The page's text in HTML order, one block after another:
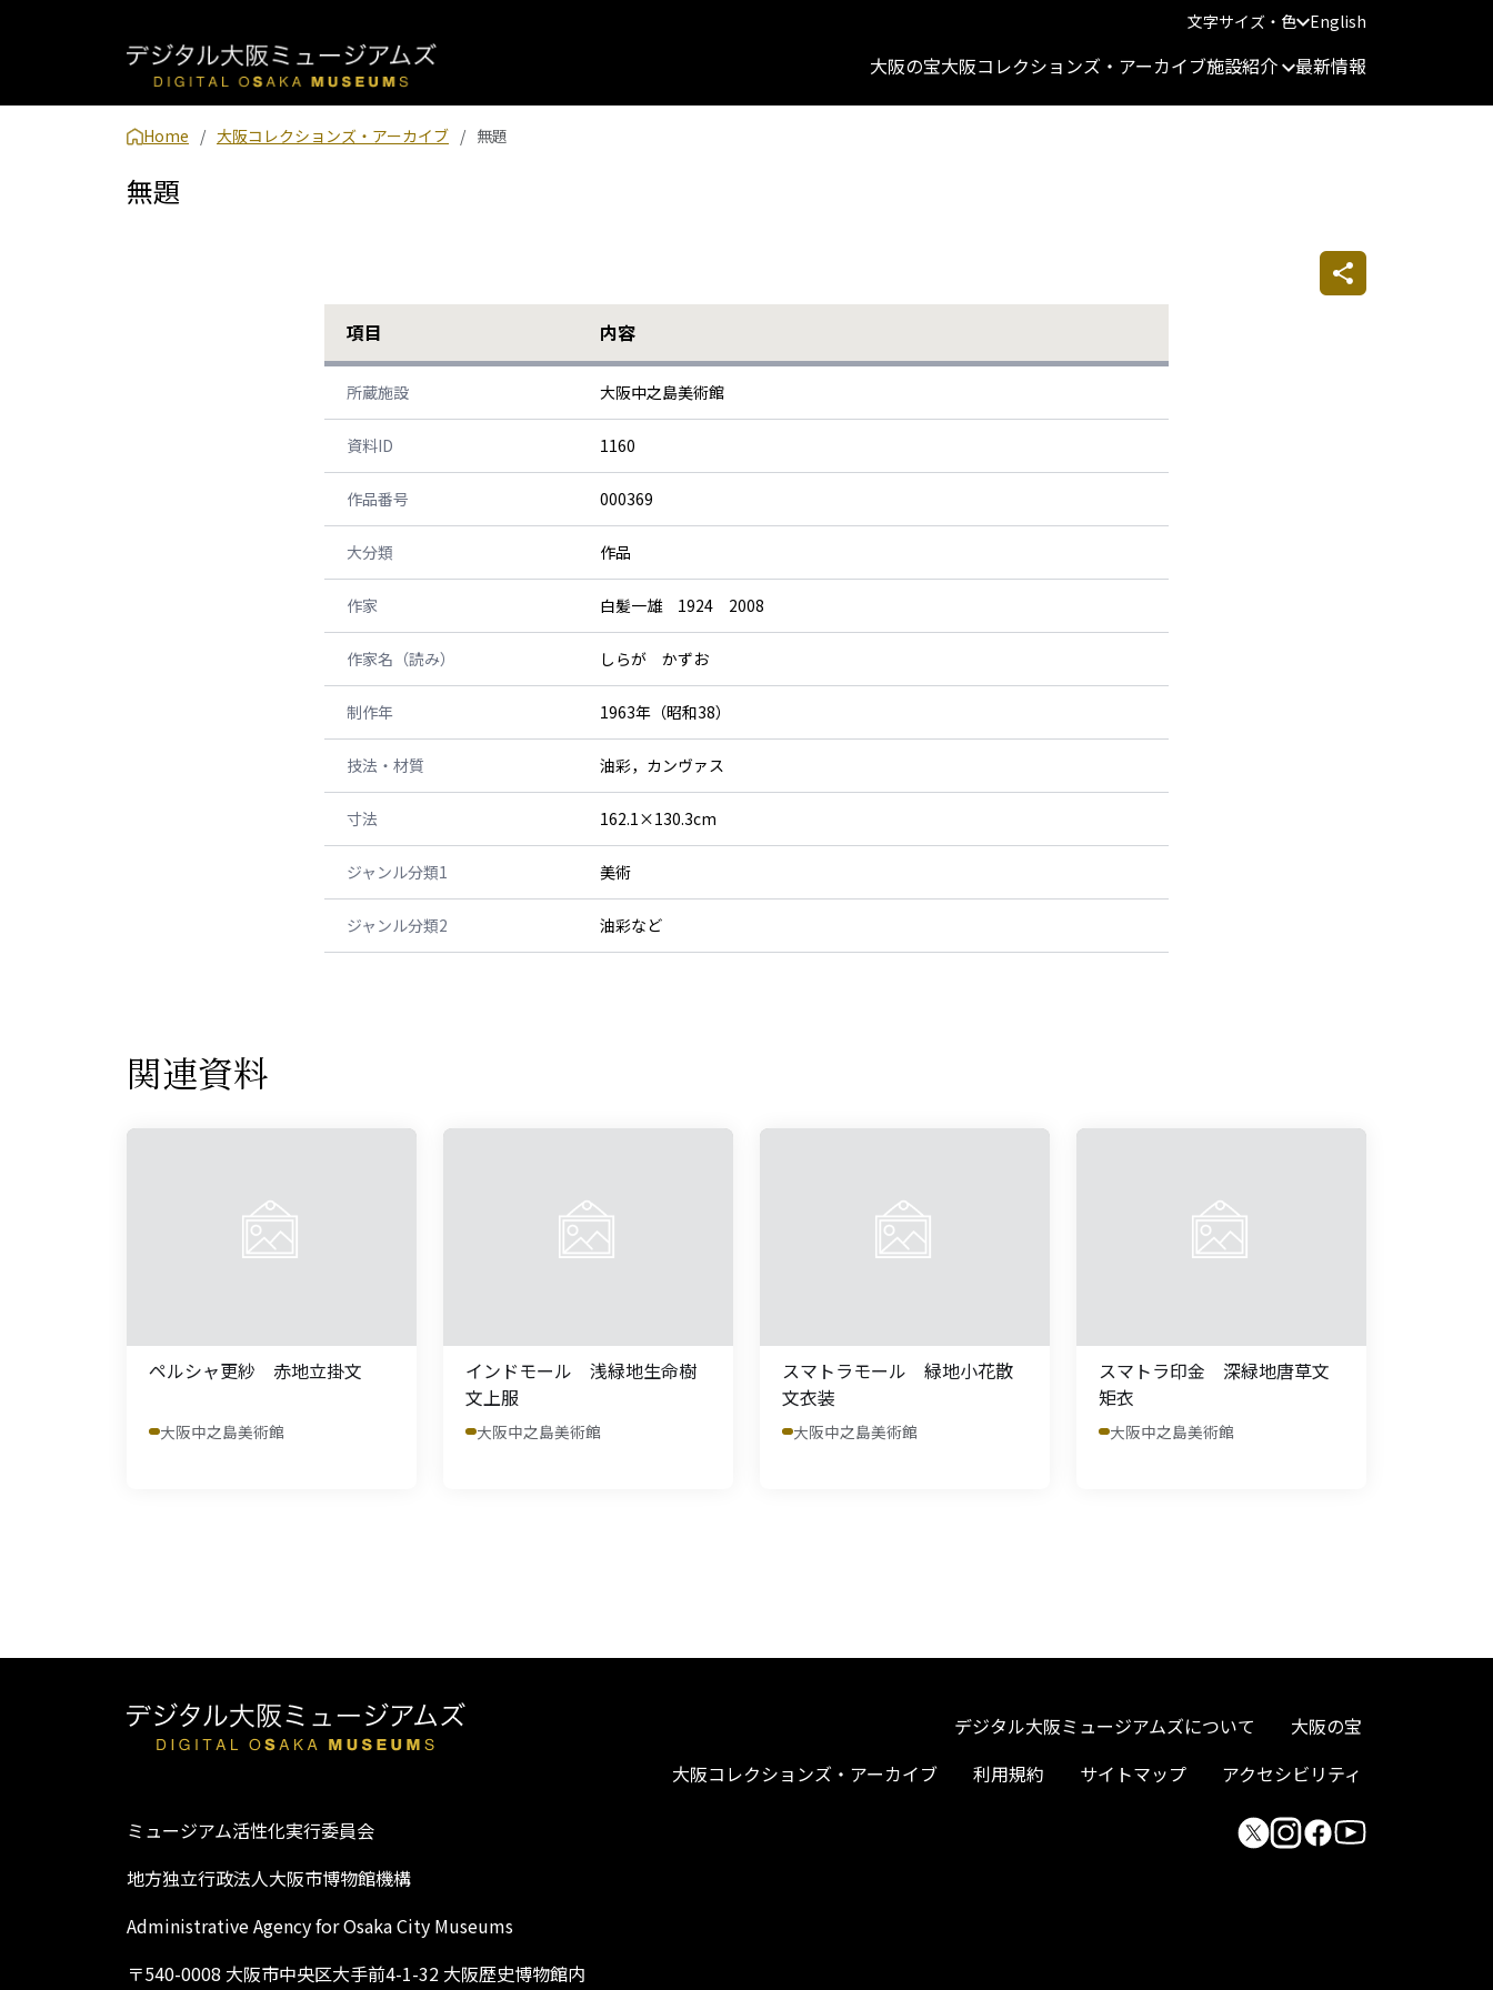
文字サイズ・色 English
大阪の宝大阪コレクションズ・アーカイブ施設紹介 最新情報
Home 大阪コレクションズ・アーカイブ 無題
無題
項目 内容
所蔵施設 大阪中之島美術館
資料ID 1160
作品番号 000369
大分類 作品
作家 白髪一雄 1924 2008
作家名（読み） しらが かずお
制作年 1963年（昭和38）
技法・材質 油彩，カンヴァス
寸法 162.1×130.3cm
ジャンル分類1 美術
ジャンル分類2 油彩など
関連資料
ペルシャ更紗 赤地立掛文
大阪中之島美術館
インドモール 浅緑地生命樹
文上服
大阪中之島美術館
スマトラモール 緑地小花散
文衣装
大阪中之島美術館
スマトラ印金 深緑地唐草文
矩衣
大阪中之島美術館
デジタル大阪ミュージアムズについて
大阪の宝
大阪コレクションズ・アーカイブ
利用規約 サイトマップ アクセシビリティ
ミュージアム活性化実行委員会
地方独立行政法人大阪市博物館機構
Administrative Agency for Osaka City Museums
〒540-0008 大阪市中央区大手前4-1-32 大阪歴史博物館内